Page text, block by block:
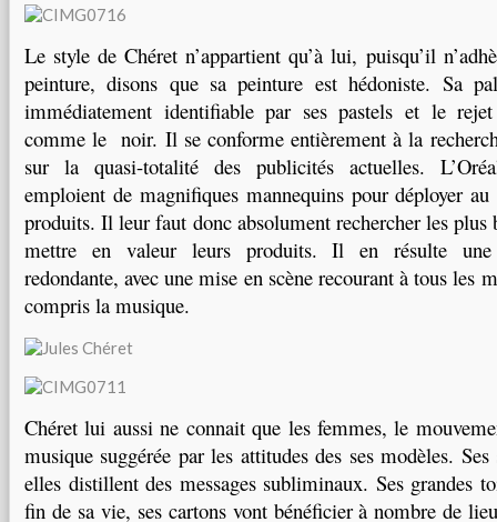
Le style de Chéret n’appartient qu’à lui, puisqu’il
peinture, disons que sa peinture est hédoniste. Sa
immédiatement identifiable par ses pastels et le
comme le noir. Il se conforme entièrement à la
sur la quasi-totalité des publicités actuelles.
emploient de magnifiques mannequins pour déployer
produits. Il leur faut donc absolument rechercher les plus
mettre en valeur leurs produits. Il en résulte une
redondante, avec une mise en scène recourant à tous les
compris la musique.
Chéret lui aussi ne connait que les femmes, le
musique suggérée par les attitudes des ses modèles.
elles distillent des messages subliminaux. Ses grandes
fin de sa vie, ses cartons vont bénéficier à nombre de